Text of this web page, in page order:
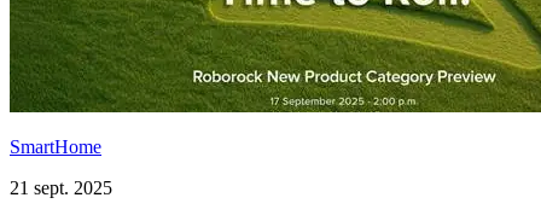
SmartHome
21 sept. 2025